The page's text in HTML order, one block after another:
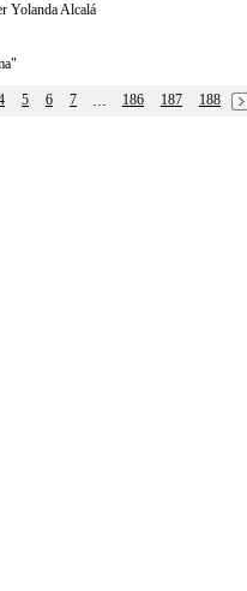
Yolanda Alcalá
5 6 7 … 186 187
188